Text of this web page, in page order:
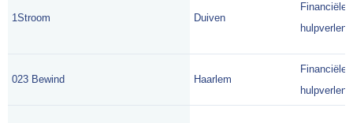
1Stroom Duiven
Financiële
023 Bewind Haarlem
Financiële